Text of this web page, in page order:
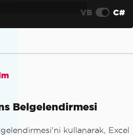
VB C#
Belgelendirmesi
kullanarak, Excel